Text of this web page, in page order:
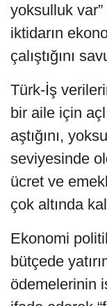
yoksulluk
iktidarın
çalıştığını
Türk-İş
bir aile için
aştığını,
seviyesinde
ücret ve
çok altında
Ekonomi
bütçede
ödemelerinin